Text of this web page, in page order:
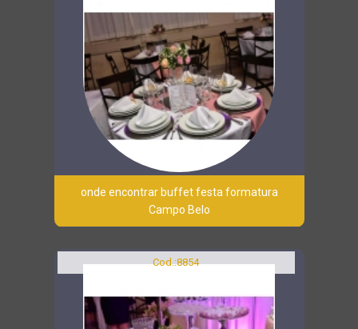
onde encontrar buffet festa formatura
Campo Belo
Cod.:8854